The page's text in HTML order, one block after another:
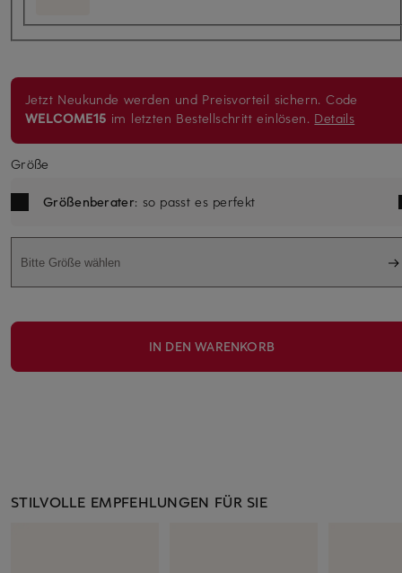
Jetzt Neukunde werden und Preisvorteil sichern. Code
WELCOME15 im letzten Bestellschritt einlösen. Details
Größe
Größenberater: so passt es perfekt
Bitte Größe wählen
IN DEN WARENKORB
STILVOLLE EMPFEHLUNGEN FÜR SIE